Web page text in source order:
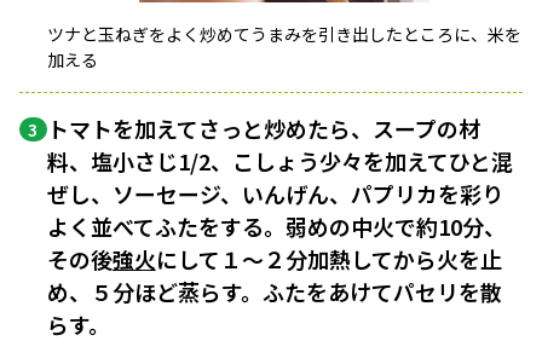
ツナと玉ねぎをよく炒めてうまみを引き出したところに、米を
加える
3 トマトを加えてさっと炒めたら、スープの材
料、塩小さじ1/2、こしょう少々を加えてひと混
ぜし、ソーセージ、いんげん、パプリカを彩り
よく並べてふたをする。弱めの中火で約10分、
その後強火にして１〜２分加熱してから火を止
め、５分ほど蒸らす。ふたをあけてパセリを散
らす。